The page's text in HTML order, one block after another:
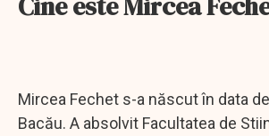
Mircea Fechet s-a născut în data
Bacău. A absolvit Facultatea de